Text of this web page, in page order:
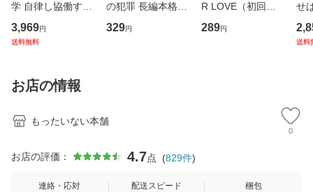
学 自律し協働する
専門職の看護マネ
ジメントスキル 改
恵 藤本幸三 / 南江
堂 [単行
3,969円
送料無料
の犯罪 長編本格推
理小説 (光文社文
庫) / 島田荘司 / 光
329円
R LOVE（初回生
産限定盤） / 清水
翔太×加藤ミリヤ /
289円
せ
タ
送料
お店の情報
もったいない本舗
0
お店の評価： 4.7点 (829件)
連絡・応対 配送スピード 梱包